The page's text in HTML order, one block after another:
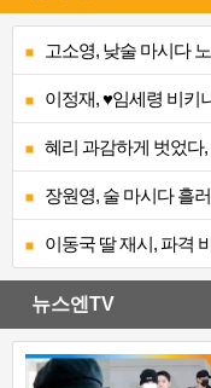
고소영, 낮술 마시다
이정재, ♥임세령 비키
혜리 과감하게 벗었다,
장원영, 술 마시다 흘
이동국 딸 재시, 파격
뉴스엔TV